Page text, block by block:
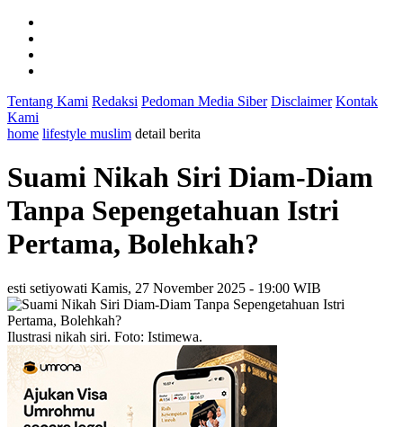
Tentang Kami Redaksi Pedoman Media Siber Disclaimer Kontak
Kami
home lifestyle muslim detail berita
Suami Nikah Siri Diam-Diam
Tanpa Sepengetahuan Istri
Pertama, Bolehkah?
esti setiyowati Kamis, 27 November 2025 - 19:00 WIB
Ilustrasi nikah siri. Foto: Istimewa.